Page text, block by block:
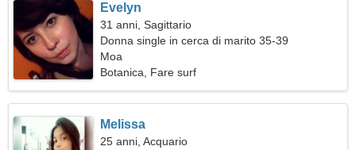
Evelyn
31 anni, Sagittario
Donna single in cerca di marito 35-39
Moa
Botanica, Fare surf
Melissa
25 anni, Acquario